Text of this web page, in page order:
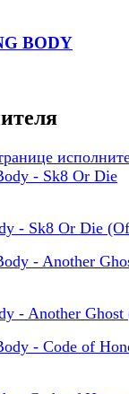
BODY
- Sk8 Or Die
- Another